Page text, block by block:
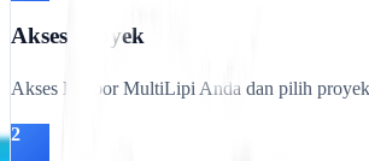
Akses Proyek
Akses Dasbor MultiLipi Anda dan pilih
2